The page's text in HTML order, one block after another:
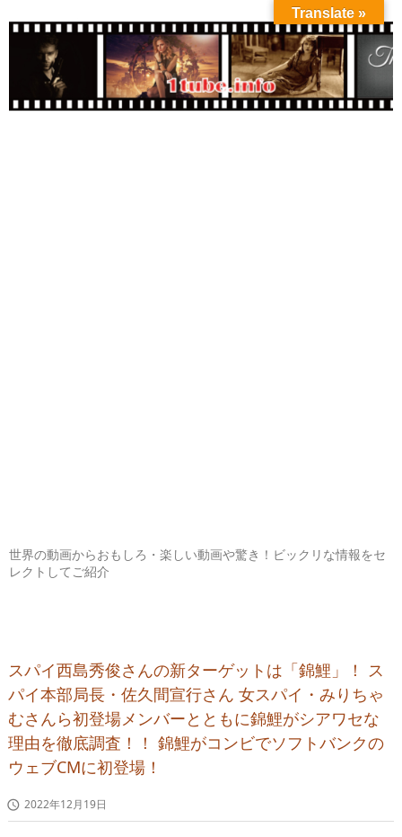
世界の動画からおもしろ・楽しい動画や驚き！ビックリな情報をセ
レクトしてご紹介
スパイ西島秀俊さんの新ターゲットは「錦鯉」！ ス
パイ本部局長・佐久間宣行さん 女スパイ・みりちゃ
むさんら初登場メンバーとともに錦鯉がシアワセな
理由を徹底調査！！ 錦鯉がコンビでソフトバンクの
ウェブCMに初登場！
 2022年12月19日
Translate »